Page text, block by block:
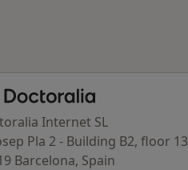
- Homepage
Internet SL
Pla 2 - Building B2, floor 13
Barcelona, Spain